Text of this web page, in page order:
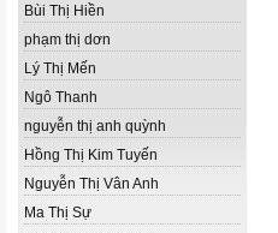
Bùi Thị Hiền
phạm thị dơn
Lý Thị Mến
Ngô Thanh
nguyễn thị anh quỳnh
Hồng Thị Kim Tuyến
Nguyễn Thị Vân Anh
Ma Thị Sự